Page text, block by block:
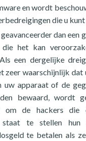
en wordt
die u
dan een
het kan
een dergelijke
zeer waarschijnlijk dat
uw apparaat of de
bewaard, wordt
om de hackers die
staat te stellen hun
te betalen als